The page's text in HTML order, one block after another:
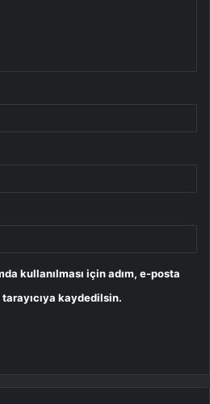
kullanılması için adım, e-posta
kaydedilsin.